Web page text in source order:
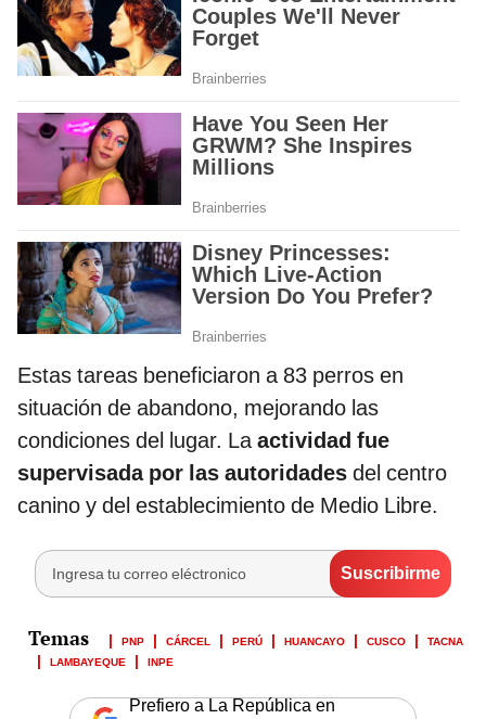
Estas tareas beneficiaron a 83 perros en
situación de abandono, mejorando las
condiciones del lugar. La actividad fue
supervisada por las autoridades del centro
canino y del establecimiento de Medio Libre.
PNP CÁRCEL PERÚ HUANCAYO CUSCO
TACNA
LAMBAYEQUE
INPE
Prefiero a La República en